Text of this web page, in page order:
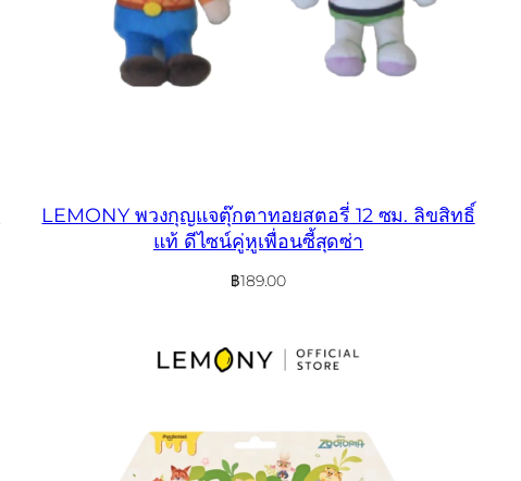
LEMONY พวงกุญแจตุ๊กตาทอยสตอรี่ 12 ซม. ลิขสิทธิ์
แท้ ดีไซน์คู่หูเพื่อนซี้สุดซ่า
฿189.00